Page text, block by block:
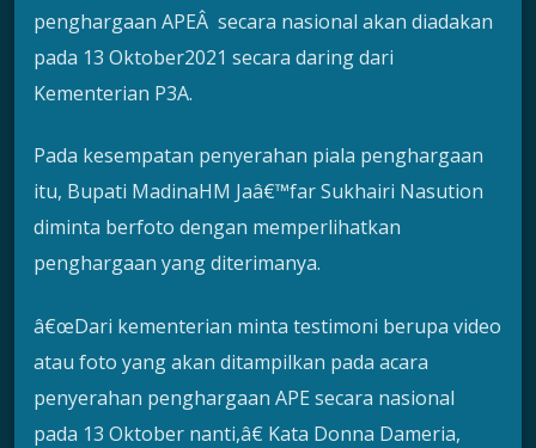
penghargaan APEÂ secara nasional akan diadakan
pada 13 Oktober2021 secara daring dari
Kementerian P3A.
Pada kesempatan penyerahan piala penghargaan
itu, Bupati MadinaHM Jaâ€™far Sukhairi Nasution
diminta berfoto dengan memperlihatkan
penghargaan yang diterimanya.
â€œDari kementerian minta testimoni berupa video
atau foto yang akan ditampilkan pada acara
penyerahan penghargaan APE secara nasional
pada 13 Oktober nanti,â€ Kata Donna Dameria,